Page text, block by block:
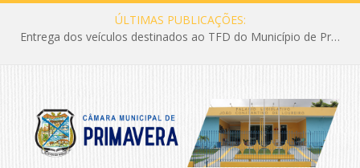
ÚLTIMAS PUBLICAÇÕES:
Entrega dos veículos destinados ao TFD do Município de Primavera